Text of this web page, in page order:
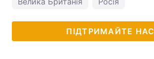
ПІДТРИМАЙТЕ НАС